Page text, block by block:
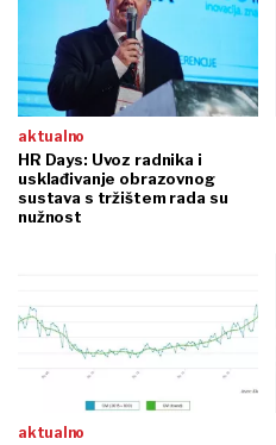
aktualno
HR Days: Uvoz radnika i
usklađivanje obrazovnog
sustava s tržištem rada su
nužnost
aktualno